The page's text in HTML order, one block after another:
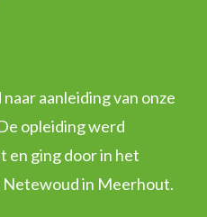
aanleiding van onze
opleiding werd
en ging door in het
in Meerhout.